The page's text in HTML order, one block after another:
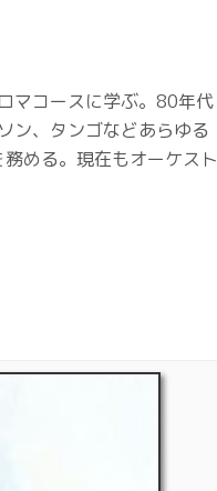
マコースに学ぶ。80年代
ン、タンゴなどあらゆる
める。現在もオーケスト